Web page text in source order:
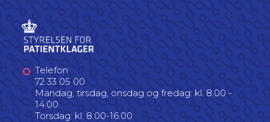
Telefon
72 33 05 00
Mandag, tirsdag, onsdag og fredag: kl. 8.00 -
14.00
Torsdag: kl. 8.00-16.00